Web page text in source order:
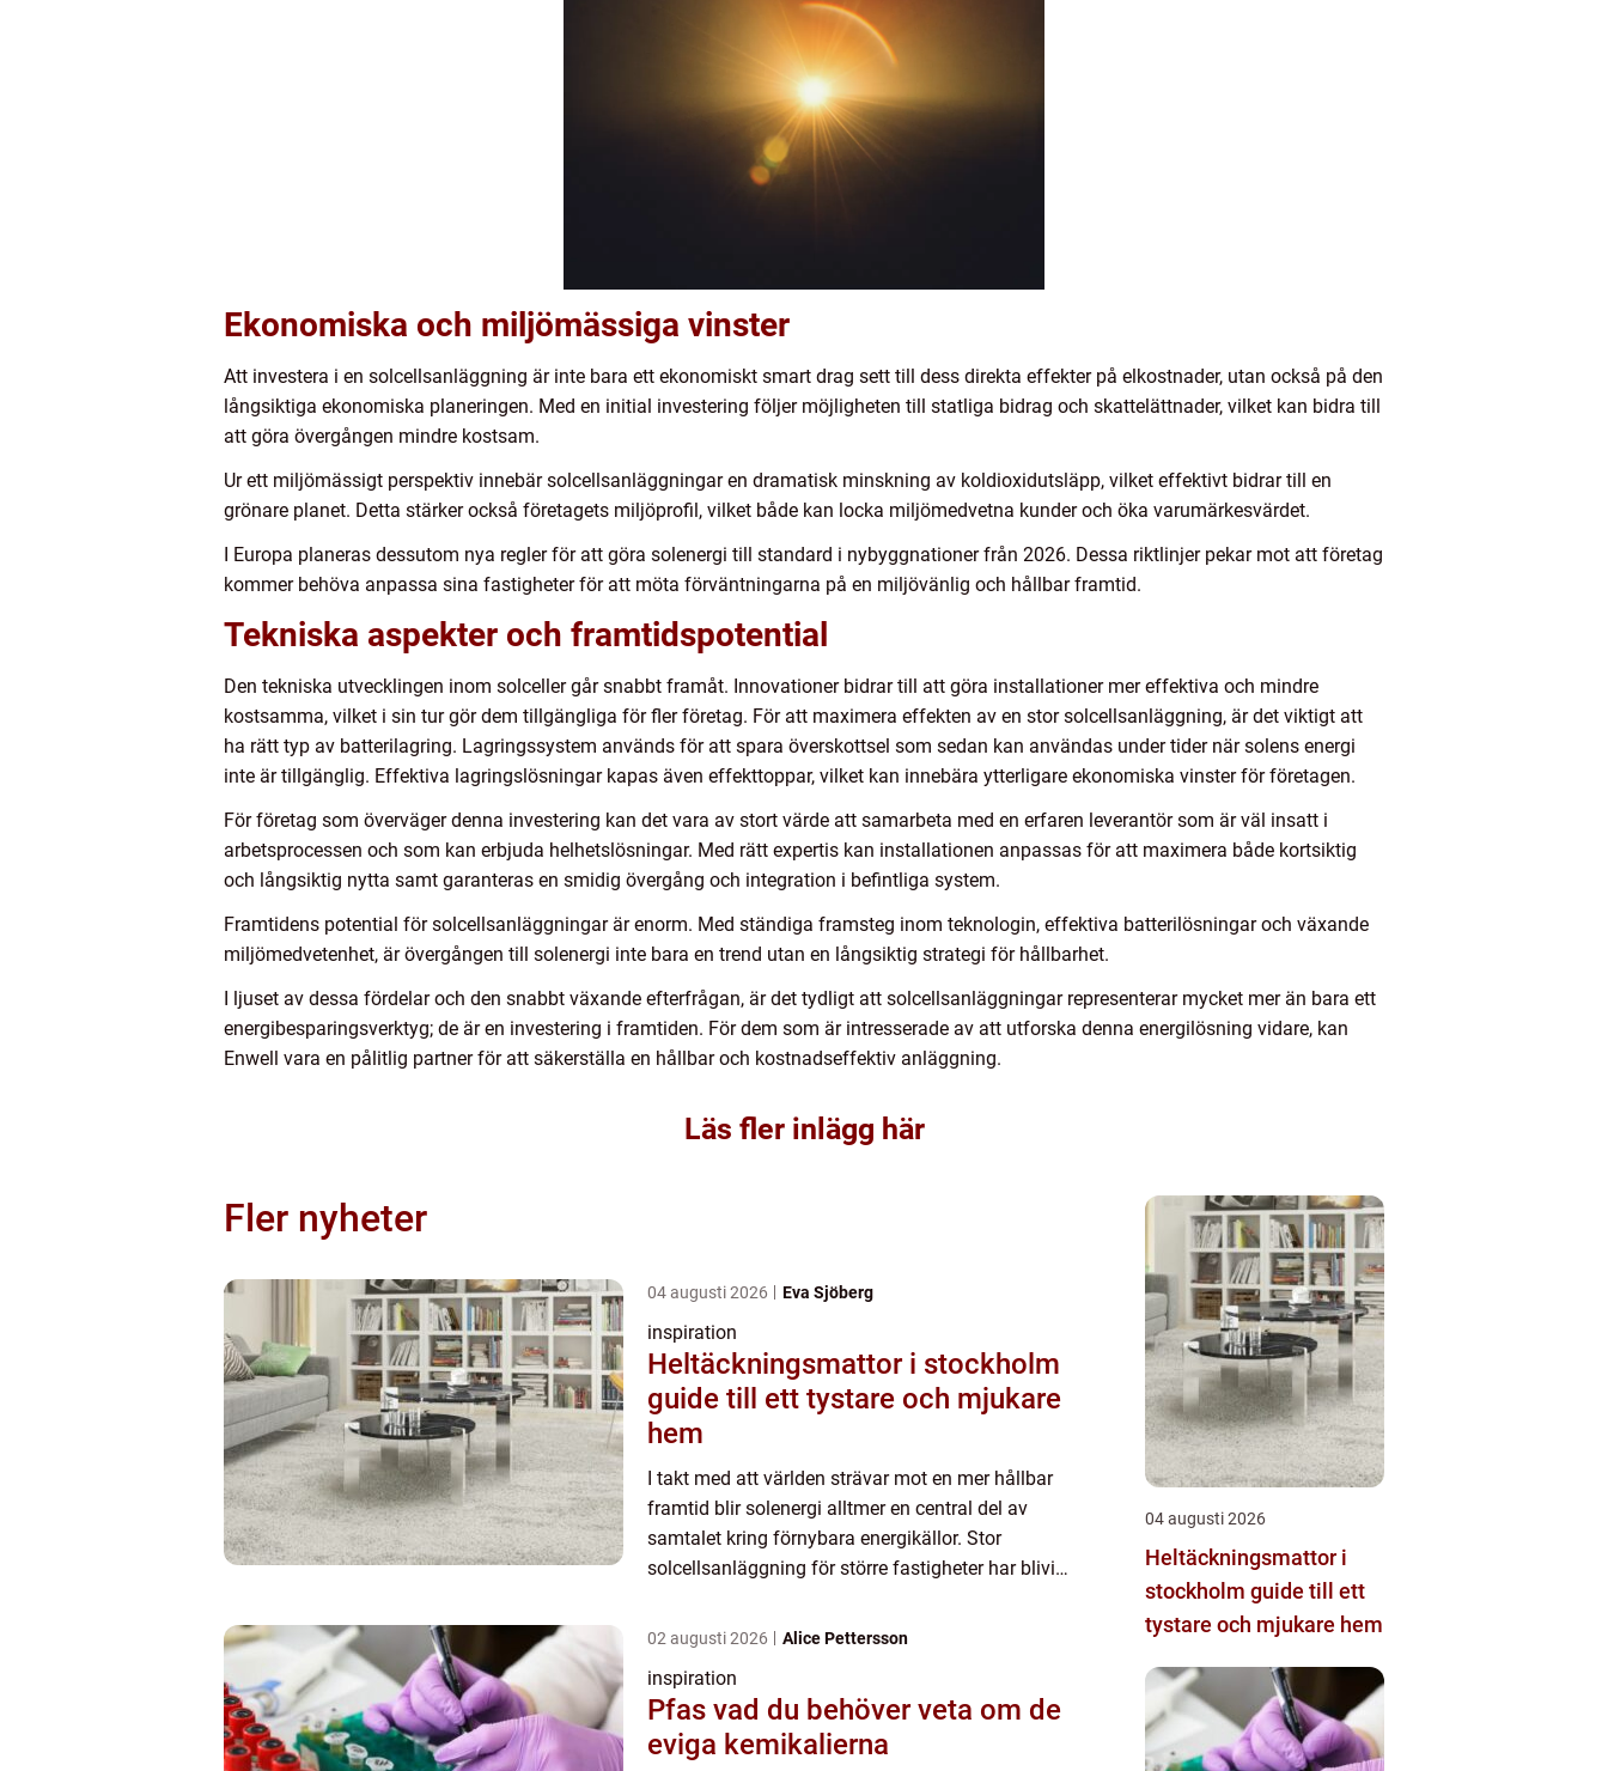
Ekonomiska och miljömässiga vinster
Att investera i en solcellsanläggning är inte bara ett ekonomiskt smart drag sett till dess direkta effekter på elkostnader, utan också på den
långsiktiga ekonomiska planeringen. Med en initial investering följer möjligheten till statliga bidrag och skattelättnader, vilket kan bidra till
att göra övergången mindre kostsam.
Ur ett miljömässigt perspektiv innebär solcellsanläggningar en dramatisk minskning av koldioxidutsläpp, vilket effektivt bidrar till en
grönare planet. Detta stärker också företagets miljöprofil, vilket både kan locka miljömedvetna kunder och öka varumärkesvärdet.
I Europa planeras dessutom nya regler för att göra solenergi till standard i nybyggnationer från 2026. Dessa riktlinjer pekar mot att företag
kommer behöva anpassa sina fastigheter för att möta förväntningarna på en miljövänlig och hållbar framtid.
Tekniska aspekter och framtidspotential
Den tekniska utvecklingen inom solceller går snabbt framåt. Innovationer bidrar till att göra installationer mer effektiva och mindre
kostsamma, vilket i sin tur gör dem tillgängliga för fler företag. För att maximera effekten av en stor solcellsanläggning, är det viktigt att
ha rätt typ av batterilagring. Lagringssystem används för att spara överskottsel som sedan kan användas under tider när solens energi
inte är tillgänglig. Effektiva lagringslösningar kapas även effekttoppar, vilket kan innebära ytterligare ekonomiska vinster för företagen.
För företag som överväger denna investering kan det vara av stort värde att samarbeta med en erfaren leverantör som är väl insatt i
arbetsprocessen och som kan erbjuda helhetslösningar. Med rätt expertis kan installationen anpassas för att maximera både kortsiktig
och långsiktig nytta samt garanteras en smidig övergång och integration i befintliga system.
Framtidens potential för solcellsanläggningar är enorm. Med ständiga framsteg inom teknologin, effektiva batterilösningar och växande
miljömedvetenhet, är övergången till solenergi inte bara en trend utan en långsiktig strategi för hållbarhet.
I ljuset av dessa fördelar och den snabbt växande efterfrågan, är det tydligt att solcellsanläggningar representerar mycket mer än bara ett
energibesparingsverktyg; de är en investering i framtiden. För dem som är intresserade av att utforska denna energilösning vidare, kan
Enwell vara en pålitlig partner för att säkerställa en hållbar och kostnadseffektiv anläggning.
Läs fler inlägg här
Fler nyheter
04 augusti 2026 Eva Sjöberg
inspiration
Heltäckningsmattor i stockholm
guide till ett tystare och mjukare
hem
I takt med att världen strävar mot en mer hållbar
framtid blir solenergi alltmer en central del av
samtalet kring förnybara energikällor. Stor
solcellsanläggning för större fastigheter har blivit
02 augusti 2026 Alice Pettersson
inspiration
Pfas vad du behöver veta om de
eviga kemikalierna
04 augusti 2026
Heltäckningsmattor i
stockholm guide till ett
tystare och mjukare hem